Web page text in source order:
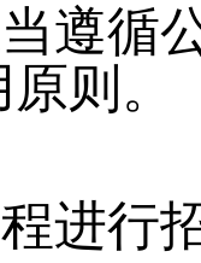
遵循
原则。
进行